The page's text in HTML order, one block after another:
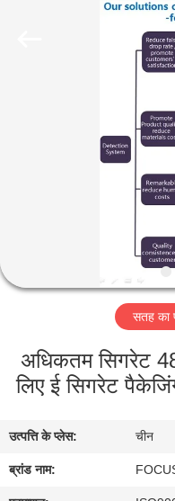
में
भ्रमण
नियंत्रण
सतह का
अधिकतम सिगरेट
लिए ई सिगरेट
उत्पत्ति के प्लेस: चीन
ब्रांड नाम: